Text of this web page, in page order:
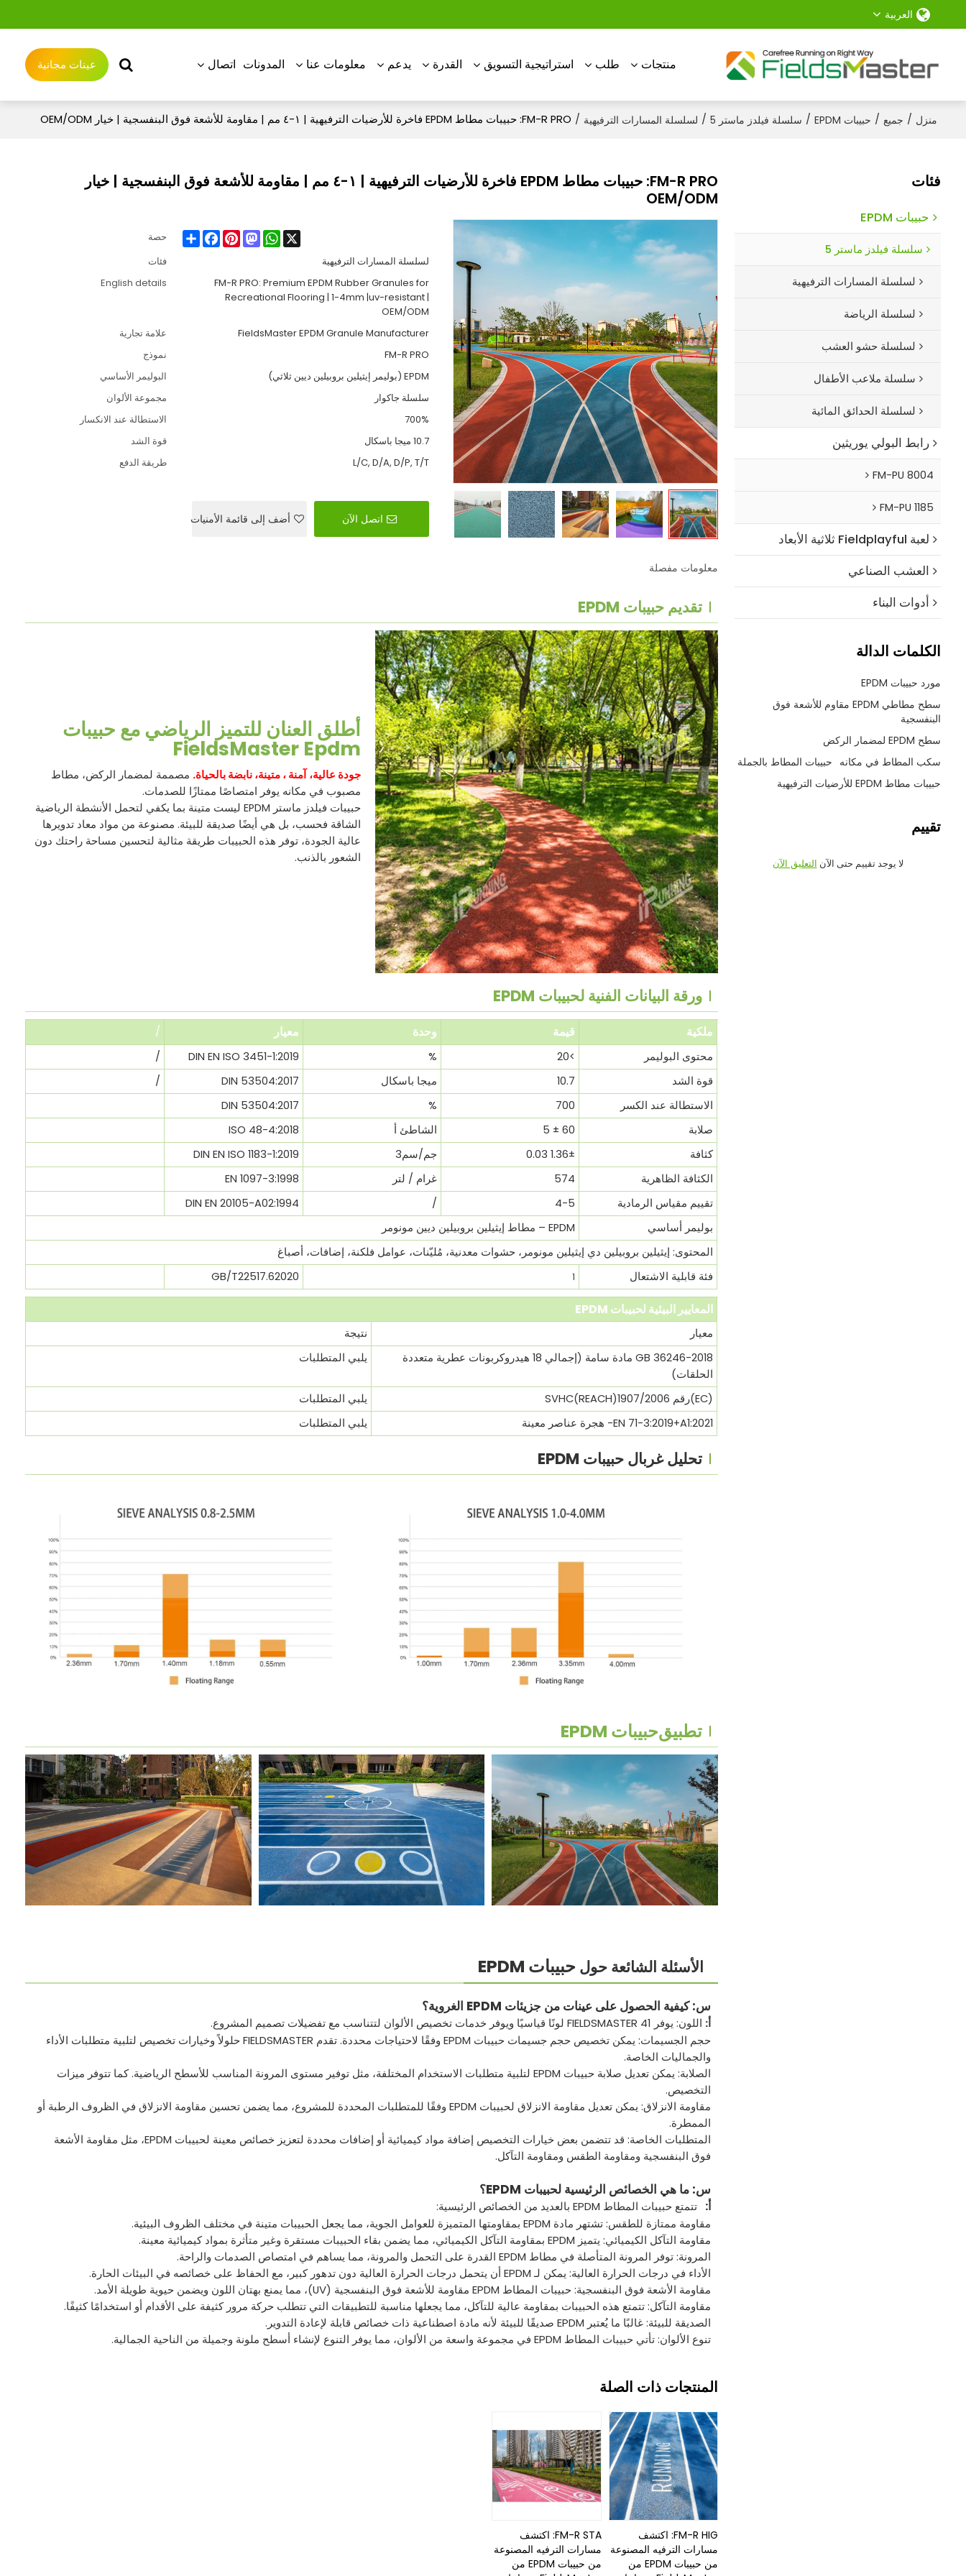
العربية
منتجات طلب استراتيجية التسويق القدرة يدعم معلومات عنا المدونات اتصال عينات مجانية
منزل / جميع / حبيبات EPDM / سلسلة فيلدز ماستر 5 / لسلسلة المسارات الترفيهية / FM-R PRO: حبيبات مطاط EPDM فاخرة للأرضيات الترفيهية | ١-٤ مم | مقاومة للأشعة فوق البنفسجية | خيار OEM/ODM
FM-R PRO: حبيبات مطاط EPDM فاخرة للأرضيات الترفيهية | ١-٤ مم | مقاومة للأشعة فوق البنفسجية | خيار
OEM/ODM
حصة Share
FacebookPinterest
Mastodon
WhatsApp
X
فئات
لسلسلة المسارات الترفيهية
English details
FM-R PRO: Premium EPDM Rubber Granules for
Recreational Flooring | 1-4mm |uv-resistant |
OEM/ODM
علامة تجارية
FieldsMaster EPDM Granule Manufacturer
نموذج
FM-R PRO
البوليمر الأساسي
EPDM (بوليمر إيثيلين بروبيلين ديين ثلاثي)
مجموعة الألوان
سلسلة جاكوار
الاستطالة عند الانكسار
700%
قوة الشد
10.7 ميجا باسكال
طريقة الدفع
L/C, D/A, D/P, T/T
اتصل الآن أضف إلى قائمة الأمنيات
معلومات مفصلة
تقديم حبيبات EPDM
أطلق العنان للتميز الرياضي مع حبيبات
FieldsMaster Epdm
جودة عالية، آمنة ، متينة، نابضة بالحياة. مصممة لمضمار الركض، مطاط
مصبوب في مكانه يوفر امتصاصًا ممتازًا للصدمات.
حبيبات فيلدز ماستر EPDM ليست متينة بما يكفي لتحمل الأنشطة الرياضية
الشاقة فحسب، بل هي أيضًا صديقة للبيئة. مصنوعة من مواد معاد تدويرها
عالية الجودة، توفر هذه الحبيبات طريقة مثالية لتحسين مساحة راحتك دون
الشعور بالذنب.
ورقة البيانات الفنية لحبيبات EPDM
ملكية قيمة وحدة معيار
/
محتوى البوليمر
>20
%
DIN EN ISO 3451-1:2019
/
قوة الشد
10.7 ميجا باسكال DIN 53504:2017
/
الاستطالة عند الكسر
700
%
DIN 53504:2017
صلابة
60 ± 5 الشاطئ أ
ISO 48-4:2018
كثافة
1.36± 0.03 جم/سم3
DIN EN ISO 1183-1:2019
الكثافة الظاهرية
574 غرام / لتر
EN 1097-3:1998
تقييم مقياس الرمادية
4-5
/
DIN EN 20105-A02:1994
بوليمر أساسي
EPDM – مطاط إيثيلين بروبيلين ديين مونومر
المحتوى: إيثيلين بروبيلين دي إيثيلين مونومر، حشوات معدنية، مُليّنات، عوامل فلكنة، إضافات، أصباغ
فئة قابلية الاشتعال
1
GB/T22517.62020
المعايير البيئية لحبيبات EPDM
معيار
نتيجة
GB 36246-2018 مادة سامة (إجمالي 18 هيدروكربونات عطرية متعددة
الحلقات)
يلبي المتطلبات
(EC)رقم 1907/2006(REACH)SVHC
يلبي المتطلبات
EN 71-3:2019+A1:2021- هجرة عناصر معينة
يلبي المتطلبات
تحليل غربال حبيبات EPDM
تطبيقحبيبات EPDM
الأسئلة الشائعة حول حبيبات EPDM
س: كيفية الحصول على عينات من جزيئات EPDM الغروية؟
أ: اللون: يوفر FIELDSMASTER 41 لونًا قياسيًا ويوفر خدمات تخصيص الألوان لتتناسب مع تفضيلات تصميم المشروع.
حجم الجسيمات: يمكن تخصيص حجم جسيمات حبيبات EPDM وفقًا لاحتياجات محددة. تقدم FIELDSMASTER حلولاً وخيارات تخصيص لتلبية متطلبات الأداء
والجماليات الخاصة.
الصلابة: يمكن تعديل صلابة حبيبات EPDM لتلبية متطلبات الاستخدام المختلفة، مثل توفير مستوى المرونة المناسب للأسطح الرياضية. كما تتوفر ميزات
التخصيص.
مقاومة الانزلاق: يمكن تعديل مقاومة الانزلاق لحبيبات EPDM وفقًا للمتطلبات المحددة للمشروع، مما يضمن تحسين مقاومة الانزلاق في الظروف الرطبة أو
الممطرة.
المتطلبات الخاصة: قد تتضمن بعض خيارات التخصيص إضافة مواد كيميائية أو إضافات محددة لتعزيز خصائص معينة لحبيبات EPDM، مثل مقاومة الأشعة
فوق البنفسجية ومقاومة الطقس ومقاومة التآكل.
س: ما هي الخصائص الرئيسية لحبيبات EPDM؟
أ: تتمتع حبيبات المطاط EPDM بالعديد من الخصائص الرئيسية:
مقاومة ممتازة للطقس: تشتهر مادة EPDM بمقاومتها المتميزة للعوامل الجوية، مما يجعل الحبيبات متينة في مختلف الظروف البيئية.
مقاومة التآكل الكيميائي: يتميز EPDM بمقاومة التآكل الكيميائي، مما يضمن بقاء الحبيبات مستقرة وغير متأثرة بمواد كيميائية معينة.
المرونة: توفر المرونة المتأصلة في مطاط EPDM القدرة على التحمل والمرونة، مما يساهم في امتصاص الصدمات والراحة.
الأداء في درجات الحرارة العالية: يمكن لـ EPDM أن يتحمل درجات الحرارة العالية دون تدهور كبير، مع الحفاظ على خصائصه في البيئات الحارة.
مقاومة الأشعة فوق البنفسجية: حبيبات المطاط EPDM مقاومة للأشعة فوق البنفسجية (UV)، مما يمنع بهتان اللون ويضمن حيوية طويلة الأمد.
مقاومة التآكل: تتمتع هذه الحبيبات بمقاومة عالية للتآكل، مما يجعلها مناسبة للتطبيقات التي تتطلب حركة مرور كثيفة على الأقدام أو استخدامًا كثيفًا.
الصديقة للبيئة: غالبًا ما يُعتبر EPDM صديقًا للبيئة لأنه مادة اصطناعية ذات خصائص قابلة لإعادة التدوير.
تنوع الألوان: تأتي حبيبات المطاط EPDM في مجموعة واسعة من الألوان، مما يوفر التنوع لإنشاء أسطح ملونة وجميلة من الناحية الجمالية.
المنتجات ذات الصلة
FM-R HIG: اكتشف
مسارات الترفيه المصنوعة
من حبيبات EPDM من
FM-R STA: اكتشف
مسارات الترفيه المصنوعة
من حبيبات EPDM من
فئات
حبيبات EPDM
سلسلة فيلدز ماستر 5
لسلسلة المسارات الترفيهية
لسلسلة الرياضة
لسلسلة حشو العشب
سلسلة ملاعب الأطفال
لسلسلة الحدائق المائية
رابط البولي يوريثين
FM-PU 8004
FM-PU 1185
لعبة Fieldplayful ثلاثية الأبعاد
العشب الصناعي
أدوات البناء
الكلمات الدالة
مورد حبيبات EPDM
سطح مطاطي EPDM مقاوم للأشعة فوق
البنفسجية
سطح EPDM لمضمار الركض
سكب المطاط في مكانه حبيبات المطاط بالجملة
حبيبات مطاط EPDM للأرضيات الترفيهية
تقييم
لا يوجد تقييم حتى الآن التعليق الآن